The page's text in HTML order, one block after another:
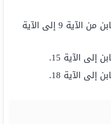
درس 13: تفسير سورة التغابن من الآية 9 إلى الآية